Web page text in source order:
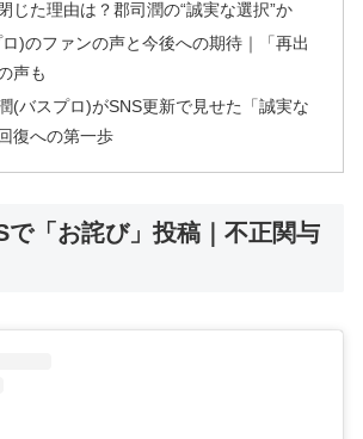
じた理由は？郡司潤の“誠実な選択”か
)のファンの声と今後への期待｜「再出
声も
(バスプロ)がSNS更新で見せた「誠実な
復への第一歩
で「お詫び」投稿｜不正関与